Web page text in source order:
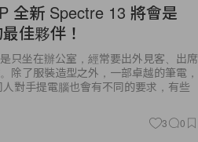
全新 Spectre 13 將會是
佳夥伴！
只坐在辦公室，經常要出外見客、出席
除了服裝造型之外，一部卓越的筆電，
對手提電腦也會有不同的要求，有些
3 0